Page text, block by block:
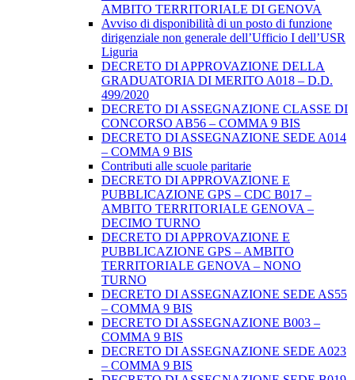
AMBITO TERRITORIALE DI GENOVA
Avviso di disponibilità di un posto di funzione
dirigenziale non generale dell’Ufficio I dell’USR
Liguria
DECRETO DI APPROVAZIONE DELLA
GRADUATORIA DI MERITO A018 – D.D.
499/2020
DECRETO DI ASSEGNAZIONE CLASSE DI
CONCORSO AB56 – COMMA 9 BIS
DECRETO DI ASSEGNAZIONE SEDE A014
– COMMA 9 BIS
Contributi alle scuole paritarie
DECRETO DI APPROVAZIONE E
PUBBLICAZIONE GPS – CDC B017 –
AMBITO TERRITORIALE GENOVA –
DECIMO TURNO
DECRETO DI APPROVAZIONE E
PUBBLICAZIONE GPS – AMBITO
TERRITORIALE GENOVA – NONO
TURNO
DECRETO DI ASSEGNAZIONE SEDE AS55
– COMMA 9 BIS
DECRETO DI ASSEGNAZIONE B003 –
COMMA 9 BIS
DECRETO DI ASSEGNAZIONE SEDE A023
– COMMA 9 BIS